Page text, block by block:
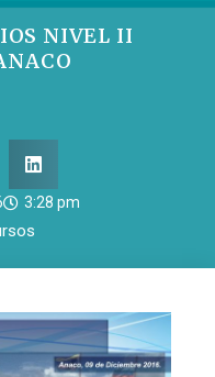
NIVEL II
3:28 pm